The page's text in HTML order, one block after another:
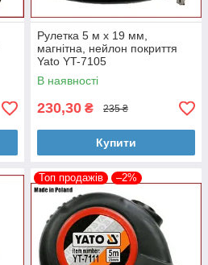
Рулетка 5 м x 19 мм,
магнітна, нейлон покриття
Yato YT-7105
В наявності
230,30 ₴ 235 ₴
Купити
Топ продажів –2%